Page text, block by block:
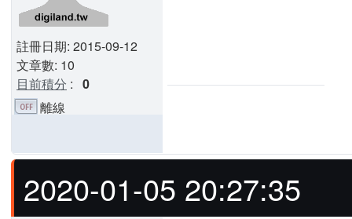
註冊日期: 2015-09-12
文章數: 10
目前積分 : 0
離線
2020-01-05 20:27:35